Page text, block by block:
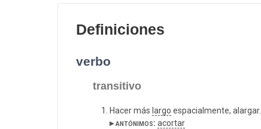
Definiciones
verbo
transitivo
Hacer más largo espacialmente, alargar.
▸ antónimos: acortar